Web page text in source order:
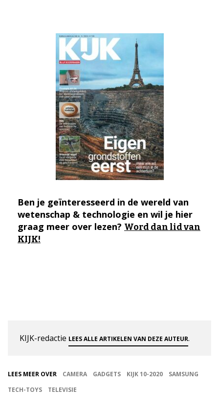
Ben je geïnteresseerd in de wereld van
wetenschap & technologie en wil je hier
graag meer over lezen? Word dan lid van
KIJK!
KIJK-redactie LEES ALLE ARTIKELEN VAN DEZE AUTEUR.
LEES MEER OVER CAMERA GADGETS KIJK 10-2020
SAMSUNG
TECH-TOYS
TELEVISIE